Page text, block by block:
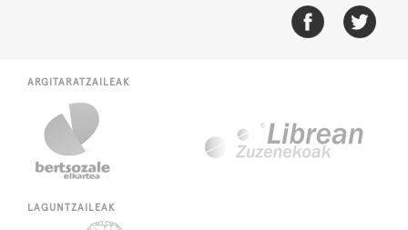
ARGITARATZAILEAK
LAGUNTZAILEAK